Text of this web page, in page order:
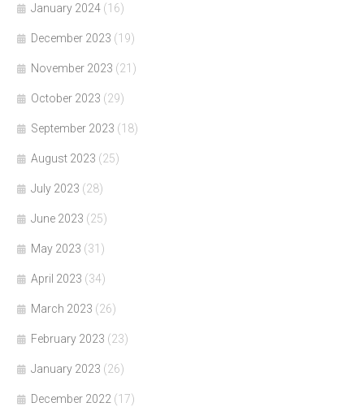
January 2024 (16)
December 2023 (19)
November 2023 (21)
October 2023 (29)
September 2023 (18)
August 2023 (25)
July 2023 (28)
June 2023 (25)
May 2023 (31)
April 2023 (34)
March 2023 (26)
February 2023 (23)
January 2023 (26)
December 2022 (17)